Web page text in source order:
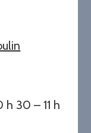
h 30 –11 h